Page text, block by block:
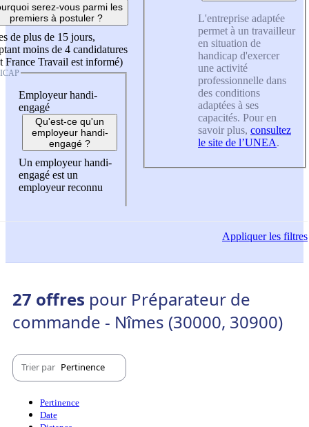
serez-vous parmi les
premiers à postuler ?
de plus de 15 jours,
moins de 4 candidatures
France Travail est informé)
Employeur handi-
engagé
Qu'est-ce qu'un
employeur handi-
engagé ?
Un employeur handi-
engagé est un
employeur reconnu
L'entreprise adaptée
permet à un travailleur
en situation de
handicap d'exercer
une activité
professionnelle dans
des conditions
adaptées à ses
capacités. Pour en
savoir plus, consultez
le site de l’UNEA.
Appliquerles filtres
27 offres pour Préparateur de
commande - Nîmes (30000, 30900)
Trier par Pertinence
Pertinence
Date